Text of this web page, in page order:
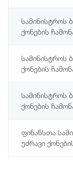
სამინისტროს
ქონების
სამინისტროს
ქონების
სამინისტროს
ქონების
ფინანსთა
უძრავი